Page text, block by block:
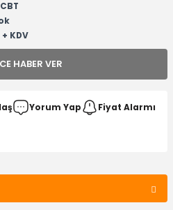
KDV
HABER VER
Yorum Yap Fiyat Alarmı